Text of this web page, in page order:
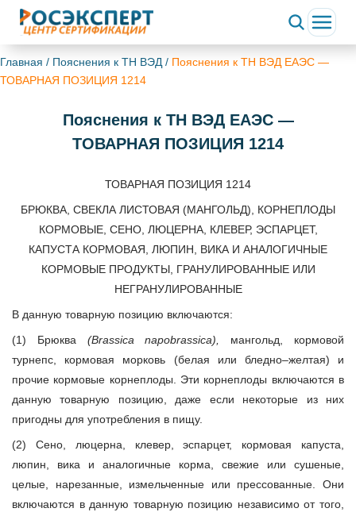
Главная / Пояснения к ТН ВЭД / Пояснения к ТН ВЭД ЕАЭС —
ТОВАРНАЯ ПОЗИЦИЯ 1214
Пояснения к ТН ВЭД ЕАЭС —
ТОВАРНАЯ ПОЗИЦИЯ 1214
ТОВАРНАЯ ПОЗИЦИЯ 1214
БРЮКВА, СВЕКЛА ЛИСТОВАЯ (МАНГОЛЬД), КОРНЕПЛОДЫ
КОРМОВЫЕ, СЕНО, ЛЮЦЕРНА, КЛЕВЕР, ЭСПАРЦЕТ,
КАПУСТА КОРМОВАЯ, ЛЮПИН, ВИКА И АНАЛОГИЧНЫЕ
КОРМОВЫЕ ПРОДУКТЫ, ГРАНУЛИРОВАННЫЕ ИЛИ
НЕГРАНУЛИРОВАННЫЕ
В данную товарную позицию включаются:
(1) Брюква (Brassica napobrassica), мангольд, кормовой
турнепс, кормовая морковь (белая или бледно–желтая) и
прочие кормовые корнеплоды. Эти корнеплоды включаются в
данную товарную позицию, даже если некоторые из них
пригодны для употребления в пищу.
(2) Сено, люцерна, клевер, эспарцет, кормовая капуста,
люпин, вика и аналогичные корма, свежие или сушеные,
целые, нарезанные, измельченные или прессованные. Они
включаются в данную товарную позицию независимо от того,